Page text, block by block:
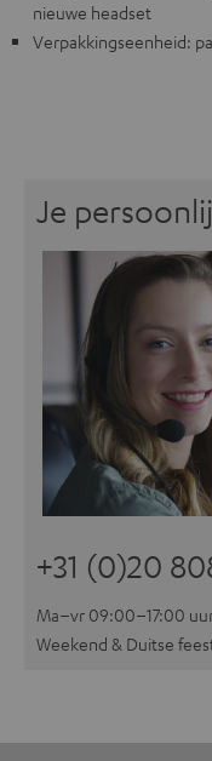
nieuwe headset
Verpakkingseenheid:
Je
+31 (0)20
Ma–vr 09:00–17:00
Weekend & Duitse